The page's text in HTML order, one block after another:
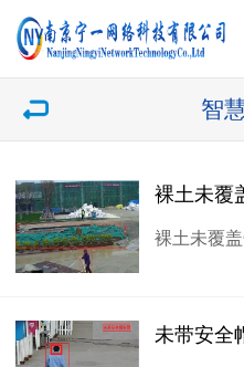
智
裸土未覆
裸土未覆
未带安全